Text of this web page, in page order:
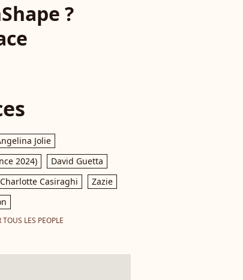
?
Jolie
2024)
David Guetta
Charlotte Casiraghi
Zazie
TOUS LES PEOPLE